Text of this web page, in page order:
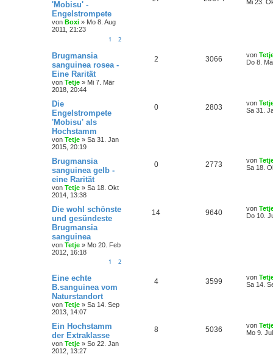
'Mobisu' -
Engelstrompete
von Boxi » Mo 8. Aug
2011, 21:23
1 2
Mi 23.
Brugmansia
sanguinea rosea -
Eine Rarität
von Tetje » Mi 7. Mär
2018, 20:44
2 3066 von
Do 8.
Die
Engelstrompete
'Mobisu' als
Hochstamm
von Tetje » Sa 31. Jan
2015, 20:19
0 2803 von
Sa 31.
Brugmansia
sanguinea gelb -
eine Rarität
von Tetje » Sa 18. Okt
2014, 13:38
0 2773 von
Sa 18.
Die wohl schönste
und gesündeste
Brugmansia
sanguinea
von Tetje » Mo 20. Feb
2012, 16:18
1 2
14 9640 von
Do 10.
Eine echte
B.sanguinea vom
Naturstandort
von Tetje » Sa 14. Sep
2013, 14:07
4 3599 von
Sa 14.
Ein Hochstamm
der Extraklasse
von Tetje » So 22. Jan
2012, 13:27
8 5036 von
Mo 9.